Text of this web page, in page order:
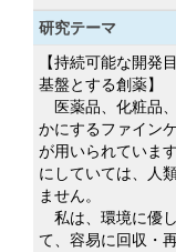
研究テーマ
【持続可能な開発
基盤とする創薬】
医薬品、化粧品
かにするファイン
が用いられていま
にしていては、人
ません。
私は、環境に優
て、容易に回収・